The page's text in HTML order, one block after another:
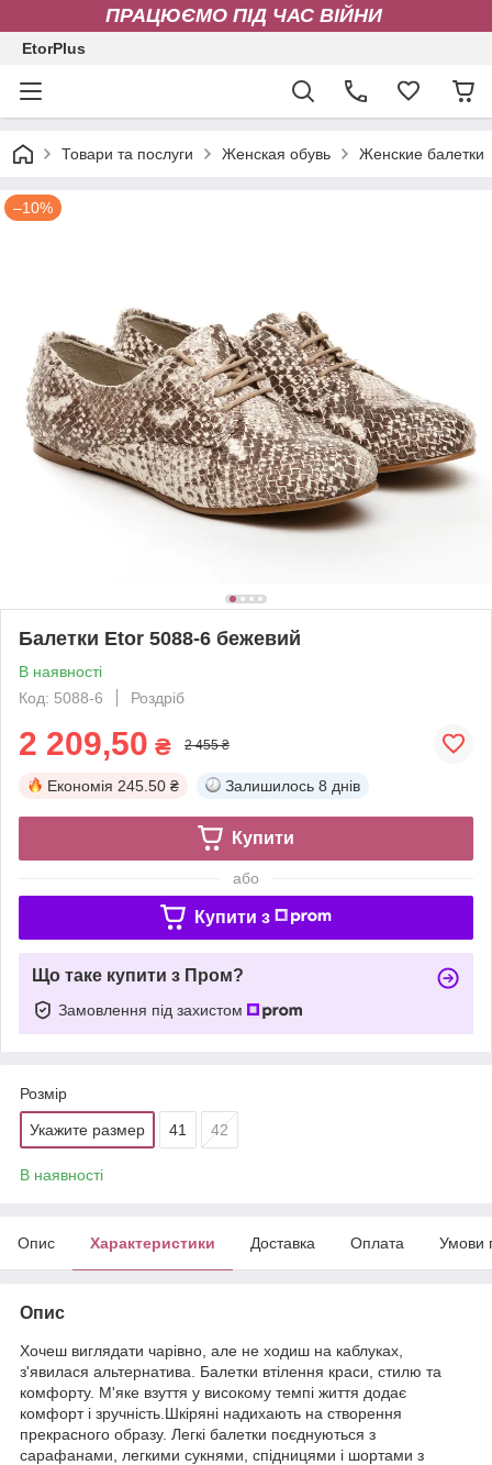
ПРАЦЮЄМО ПІД ЧАС ВІЙНИ
EtorPlus
Товари та послуги Женская обувь Женские балетки
–10%
Балетки Etor 5088-6 бежевий
В наявності
Код: 5088-6
Роздріб
2 209,50 ₴ 2 455 ₴
Економія 245.50 ₴ Залишилось 8 днів
Купити
або
Купити з
Що таке купити з Пром?
Замовлення під захистом
Розмір
Укажите размер 41 42
В наявності
Опис Характеристики Доставка Оплата Умови
Опис
Хочеш виглядати чарівно, але не ходиш на каблуках,
з'явилася альтернатива. Балетки втілення краси, стилю та
комфорту. М'яке взуття у високому темпі життя додає
комфорт і зручність.Шкіряні надихають на створення
прекрасного образу. Легкі балетки поєднуються з
сарафанами, легкими сукнями, спідницями і шортами з